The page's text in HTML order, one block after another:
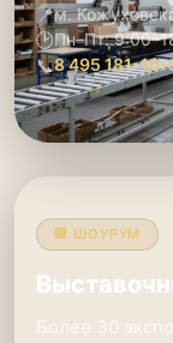
📍м.
🕑Пн–Пт:
📞8 495 181-19-
🏢 ШОУРУМ
Более 30